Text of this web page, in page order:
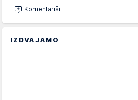
Komentariši
IZDVAJAMO